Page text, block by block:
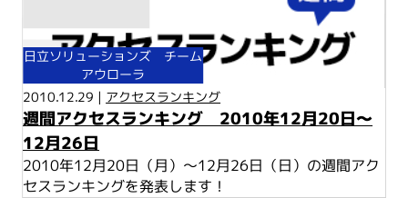
日立ソリューションズ チーム
アウローラ
2010.12.29 | アクセスランキング
週間アクセスランキング 2010年12月20日～
12月26日
2010年12月20日（月）～12月26日（日）の週間アク
セスランキングを発表します！